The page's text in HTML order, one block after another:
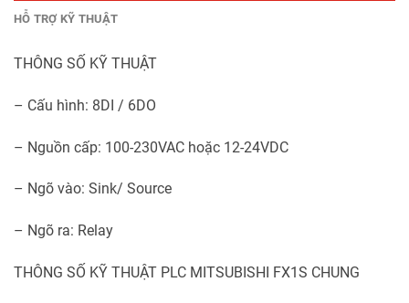
HỖ TRỢ KỸ THUẬT
THÔNG SỐ KỸ THUẬT
– Cấu hình: 8DI / 6DO
– Nguồn cấp: 100-230VAC hoặc 12-24VDC
– Ngõ vào: Sink/ Source
– Ngõ ra: Relay
THÔNG SỐ KỸ THUẬT PLC MITSUBISHI FX1S CHUNG